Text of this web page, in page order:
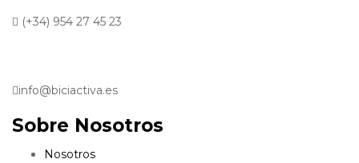
(+34) 954 27 45 23
info@biciactiva.es
Sobre Nosotros
Nosotros